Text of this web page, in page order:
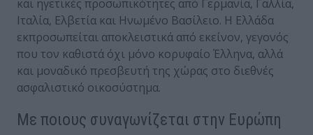
και ηγετικές προσωπικότητες από Γερμανία, Γαλλία,
Ιταλία, Ελβετία και Ηνωμένο Βασίλειο. Η Ελλάδα
εκπροσωπείται αποκλειστικά από εκείνον, γεγονός
που τον καθιστά όχι μόνο κορυφαίο Έλληνα, αλλά
και μοναδικό πρεσβευτή της χώρας στο διεθνές
ασφαλιστικό οικοσύστημα.
Με ποιους συναγωνίζεται στην Ευρώπη